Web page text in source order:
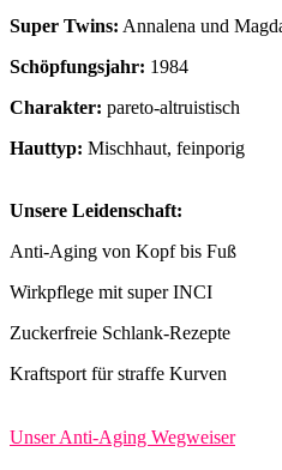
Super Twins: Annalena und
Schöpfungsjahr: 1984
Charakter: pareto-altruistisch
Hauttyp: Mischhaut, feinporig
Unsere Leidenschaft:
Anti-Aging von Kopf bis Fuß
Wirkpflege mit super INCI
Zuckerfreie Schlank-Rezepte
Kraftsport für straffe Kurven
Unser Anti-Aging Wegweiser